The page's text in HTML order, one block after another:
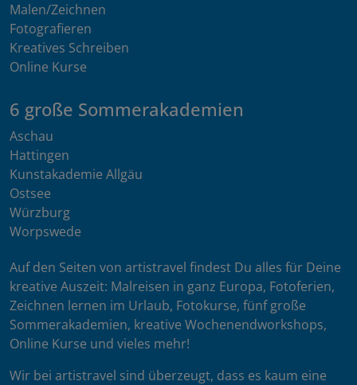
Malen/Zeichnen
Fotografieren
Kreatives Schreiben
Online Kurse
6 große Sommerakademien
Aschau
Hattingen
Kunstakademie Allgäu
Ostsee
Würzburg
Worpswede
Auf den Seiten von artistravel findest Du alles für Deine
kreative Auszeit: Malreisen in ganz Europa, Fotoferien,
Zeichnen lernen im Urlaub, Fotokurse, fünf große
Sommerakademien, kreative Wochenendworkshops,
Online Kurse und vieles mehr!
Wir bei artistravel sind überzeugt, dass es kaum eine